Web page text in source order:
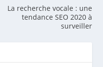
La recherche vocale : une
tendance SEO 2020 à
surveiller